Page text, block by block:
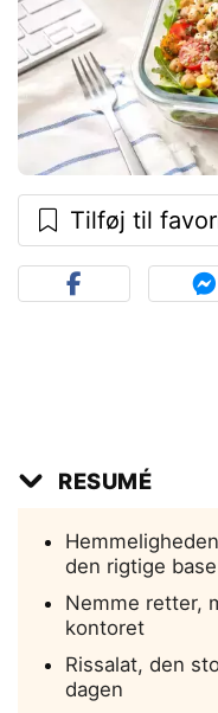
Tilføj til
RESUMÉ
den rigtige base
Nemme retter,
kontoret
Rissalat, den
dagen